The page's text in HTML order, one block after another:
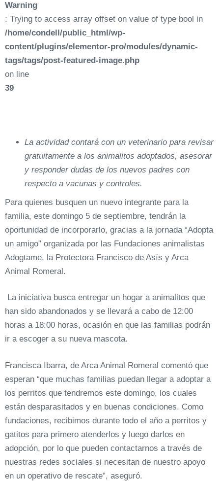
Warning
: Trying to access array offset on value of type bool in
/home/condell/public_html/wp-
content/plugins/elementor-pro/modules/dynamic-
tags/tags/post-featured-image.php
on line
39
La actividad contará con un veterinario para revisar
gratuitamente a los animalitos adoptados, asesorar
y responder dudas de los nuevos padres con
respecto a vacunas y controles.
Para quienes busquen un nuevo integrante para la
familia, este domingo 5 de septiembre, tendrán la
oportunidad de incorporarlo, gracias a la jornada “Adopta
un amigo” organizada por las Fundaciones animalistas
Adogtame, la Protectora Francisco de Asís y Arca
Animal Romeral.
La iniciativa busca entregar un hogar a animalitos que
han sido abandonados y se llevará a cabo de 12:00
horas a 18:00 horas, ocasión en que las familias podrán
ir a escoger a su nueva mascota.
Francisca Ibarra, de Arca Animal Romeral comentó que
esperan “que muchas familias puedan llegar a adoptar a
los perritos que tendremos este domingo, los cuales
están desparasitados y en buenas condiciones. Como
fundaciones, recibimos durante todo el año a perritos y
gatitos para primero atenderlos y luego darlos en
adopción, por lo que pueden contactarnos a través de
nuestras redes sociales si necesitan de nuestro apoyo
en un operativo de rescate”, aseguró.